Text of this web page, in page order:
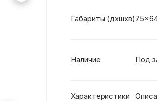
Габариты (дхшхв)
Наличие Под
Характеристики